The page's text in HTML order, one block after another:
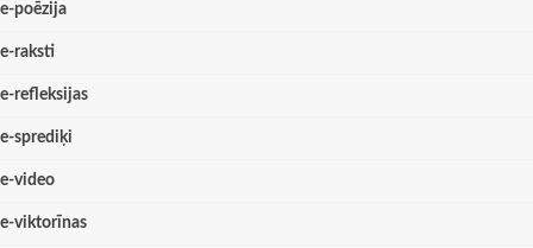
e-poēzija
e-raksti
e-refleksijas
e-sprediķi
e-video
e-viktorīnas